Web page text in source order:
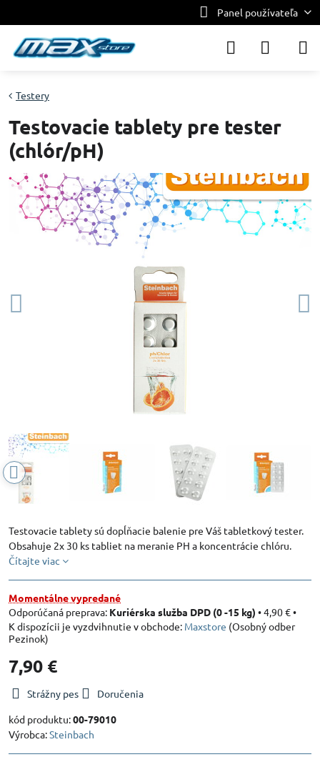
Panel používateľa
Testery
Testovacie tablety pre tester
(chlór/pH)
Testovacie tablety sú dopĺňacie balenie pre Váš tabletkový tester.
Obsahuje 2x 30 ks tabliet na meranie PH a koncentrácie chlóru.
Čítajte viac
Momentálne vypredané
Kuriérska služba DPD (0 -15 kg) •4,90 €•
Maxstore (Osobný odber
Pezinok)
7,90 €
Strážny pes
Doručenia
kód produktu:00-79010
Výrobca:Steinbach